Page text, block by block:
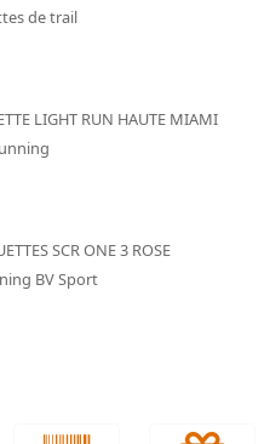
de trail
LIGHT RUN HAUTE MIAMI
SCR ONE 3 ROSE
BV Sport